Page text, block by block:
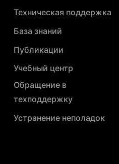
Техническая поддержка
База знаний
Публикации
Учебный центр
Обращение в
техподдержку
Устранение неполадок